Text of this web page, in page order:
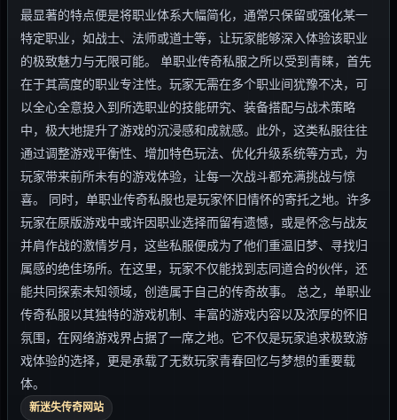
最显著的特点便是将职业体系大幅简化，通常只保留或强化某一
特定职业，如战士、法师或道士等，让玩家能够深入体验该职业
的极致魅力与无限可能。 单职业传奇私服之所以受到青睐，首先
在于其高度的职业专注性。玩家无需在多个职业间犹豫不决，可
以全心全意投入到所选职业的技能研究、装备搭配与战术策略
中，极大地提升了游戏的沉浸感和成就感。此外，这类私服往往
通过调整游戏平衡性、增加特色玩法、优化升级系统等方式，为
玩家带来前所未有的游戏体验，让每一次战斗都充满挑战与惊
喜。 同时，单职业传奇私服也是玩家怀旧情怀的寄托之地。许多
玩家在原版游戏中或许因职业选择而留有遗憾，或是怀念与战友
并肩作战的激情岁月，这些私服便成为了他们重温旧梦、寻找归
属感的绝佳场所。在这里，玩家不仅能找到志同道合的伙伴，还
能共同探索未知领域，创造属于自己的传奇故事。 总之，单职业
传奇私服以其独特的游戏机制、丰富的游戏内容以及浓厚的怀旧
氛围，在网络游戏界占据了一席之地。它不仅是玩家追求极致游
戏体验的选择，更是承载了无数玩家青春回忆与梦想的重要载
体。
新迷失传奇网站